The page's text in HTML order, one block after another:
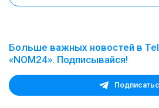
Больше важных новостей в
«NOM24». Подписывайся!